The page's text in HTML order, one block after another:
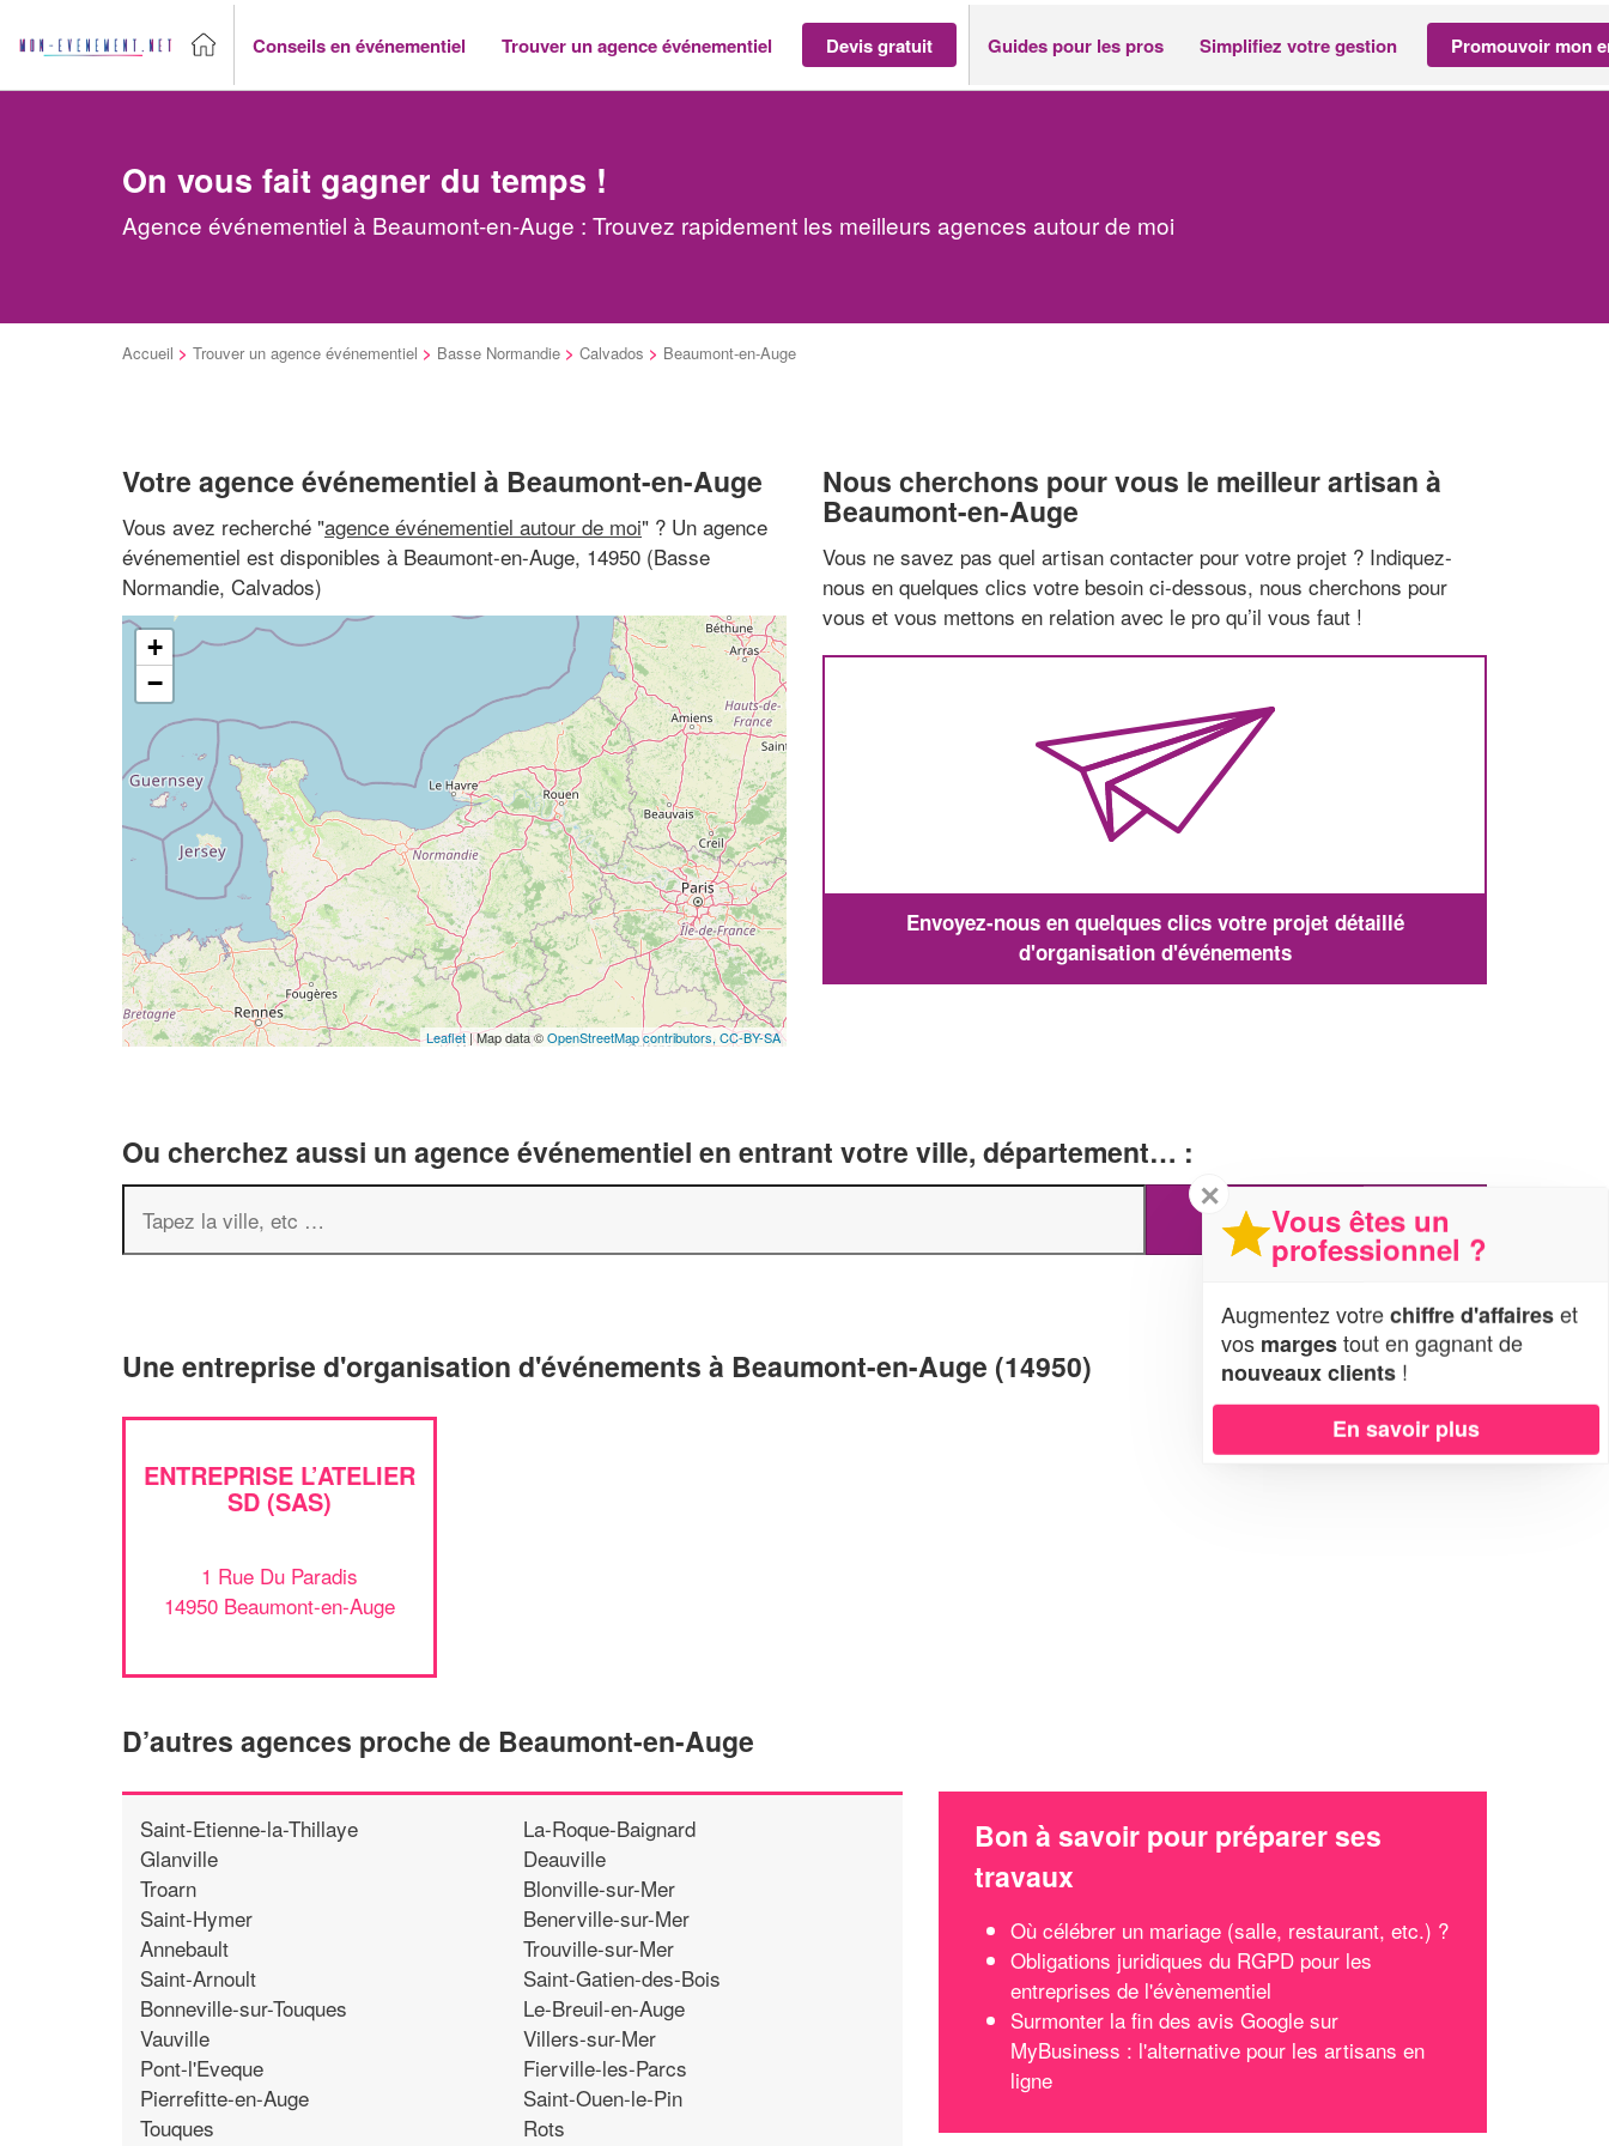
Conseils en événementiel Trouver un agence événementiel Devis gratuit Guides pour les pros Simplifiez votre gestion Promouvoir mon
On vous fait gagner du temps !
Agence événementiel à Beaumont-en-Auge : Trouvez rapidement les meilleurs agences autour de moi
Accueil > Trouver un agence événementiel > Basse Normandie > Calvados > Beaumont-en-Auge
Votre agence événementiel à Beaumont-en-Auge
Vous avez recherché "agence événementiel autour de moi" ? Un agence
événementiel est disponibles à Beaumont-en-Auge, 14950 (Basse
Normandie, Calvados)
+
−
Leaflet| Map data ©OpenStreetMap contributors, CC-BY-SA
Nous cherchons pour vous le meilleur artisan à
Beaumont-en-Auge
Vous ne savez pas quel artisan contacter pour votre projet ? Indiquez-
nous en quelques clics votre besoin ci-dessous, nous cherchons pour
vous et vous mettons en relation avec le pro qu’il vous faut !
Envoyez-nous en quelques clics votre projet détaillé
d'organisation d'événements
Ou cherchez aussi un agence événementiel en entrant votre ville, département… :
Une entreprise d'organisation d'événements à Beaumont-en-Auge (14950)
ENTREPRISE L’ATELIER
SD (SAS)
1 Rue Du Paradis
14950 Beaumont-en-Auge
D’autres agences proche de Beaumont-en-Auge
Saint-Etienne-la-Thillaye
Glanville
Troarn
Saint-Hymer
Annebault
Saint-Arnoult
Bonneville-sur-Touques
Vauville
Pont-l'Eveque
Pierrefitte-en-Auge
Touques
La-Roque-Baignard
Deauville
Blonville-sur-Mer
Benerville-sur-Mer
Trouville-sur-Mer
Saint-Gatien-des-Bois
Le-Breuil-en-Auge
Villers-sur-Mer
Fierville-les-Parcs
Saint-Ouen-le-Pin
Rots
Bon à savoir pour préparer ses
travaux
Où célébrer un mariage (salle, restaurant, etc.) ?
Obligations juridiques du RGPD pour les
entreprises de l'évènementiel
Surmonter la fin des avis Google sur
MyBusiness : l'alternative pour les artisans en
ligne
✕
Vous êtes un
professionnel ?
Augmentez votrechiffre d'affaireset
vos margestout en gagnant de
nouveaux clients !
En savoir plus